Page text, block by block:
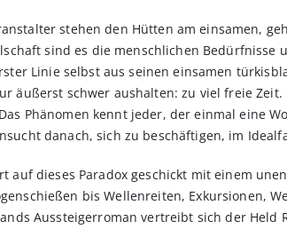
stehen den Hütten am einsamen,
sind es die menschlichen Bedürfnisse
Linie selbst aus seinen einsamen
äußerst schwer aushalten: zu viel freie
Phänomen kennt jeder, der einmal eine
danach, sich zu beschäftigen, im
auf dieses Paradox geschickt mit einem
bis Wellenreiten, Exkursionen,
Aussteigerroman vertreibt sich der